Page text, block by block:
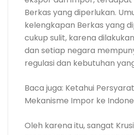
Berkas yang diperlukan.
kelengkapan Berkas yang
cukup sulit, karena
dan setiap negara
regulasi dan kebutuhan
Baca juga: Ketahui
Mekanisme Impor ke
Oleh karena itu, sangat